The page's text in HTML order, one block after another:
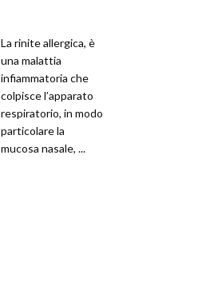
La rinite allergica, è
una malattia
infiammatoria che
colpisce l’apparato
respiratorio, in modo
particolare la
mucosa nasale, ...